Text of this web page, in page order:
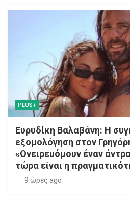
PLUS+
Ευρυδίκη Βαλαβάνη: Η
εξομολόγηση στον
«Ονειρευόμουν έναν
τώρα είναι η
9 ώρες ago